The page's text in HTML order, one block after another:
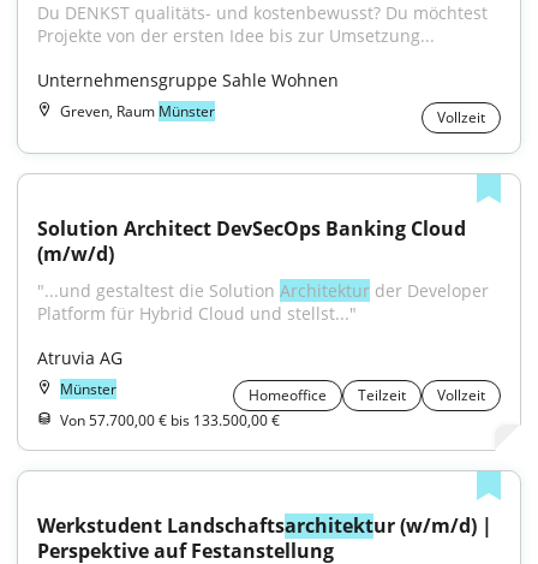
Du DENKST qualitäts- und kostenbewusst? Du möchtest
Projekte von der ersten Idee bis zur Umsetzung...
Unternehmensgruppe Sahle Wohnen
Greven, Raum Münster Vollzeit
Solution Architect DevSecOps Banking Cloud
(m/w/d)
"...und gestaltest die Solution Architektur der Developer
Platform für Hybrid Cloud und stellst..."
Atruvia AG
Münster Homeoffice Teilzeit
Vollzeit
Von 57.700,00 € bis 133.500,00 €
Werkstudent Landschaftsarchitektur (w/m/d) |
Perspektive auf Festanstellung